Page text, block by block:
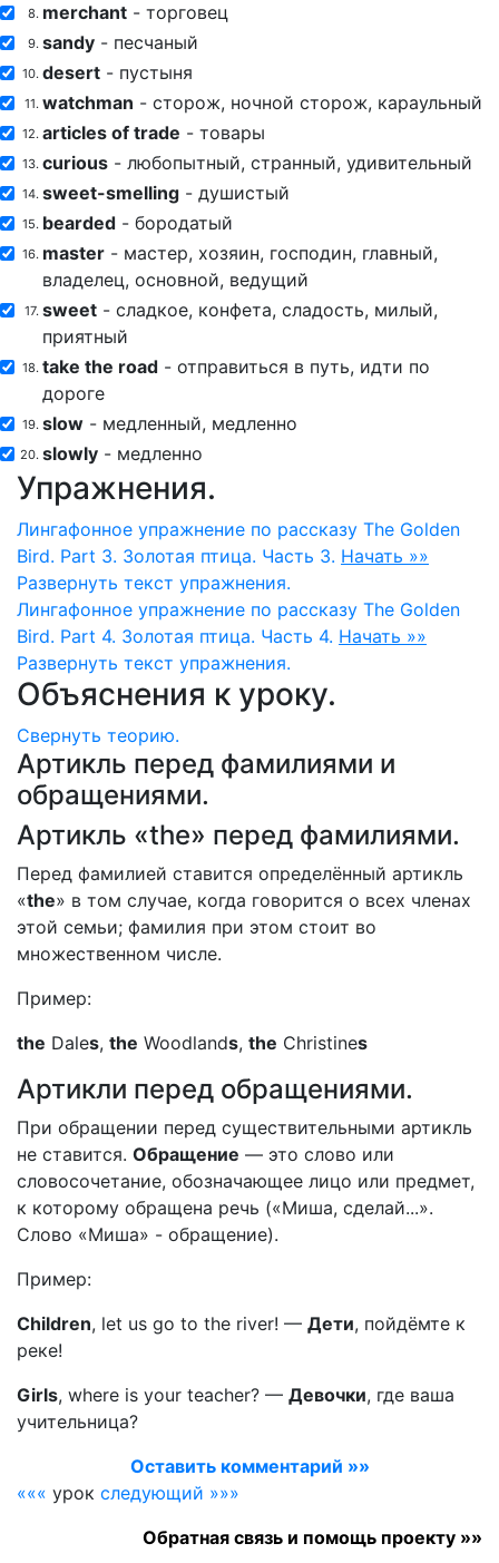
8. merchant - торговец
9. sandy - песчаный
10. desert - пустыня
11. watchman - сторож, ночной сторож, караульный
12. articles of trade - товары
13. curious - любопытный, странный, удивительный
14. sweet-smelling - душистый
15. bearded - бородатый
16. master - мастер, хозяин, господин, главный,
владелец, основной, ведущий
17. sweet - сладкое, конфета, сладость, милый,
приятный
18. take the road - отправиться в путь, идти по
дороге
19. slow - медленный, медленно
20. slowly - медленно
Упражнения.
Лингафонное упражнение по рассказу The Golden
Bird. Part 3. Золотая птица. Часть 3. Начать »»
Развернуть текст упражнения.
Лингафонное упражнение по рассказу The Golden
Bird. Part 4. Золотая птица. Часть 4. Начать »»
Развернуть текст упражнения.
Объяснения к уроку.
Свернуть теорию.
Артикль перед фамилиями и
обращениями.
Артикль «the» перед фамилиями.
Перед фамилией ставится определённый артикль
«the» в том случае, когда говорится о всех членах
этой семьи; фамилия при этом стоит во
множественном числе.
Пример:
the Dales, the Woodlands, the Christines
Артикли перед обращениями.
При обращении перед существительными артикль
не ставится. Обращение — это слово или
словосочетание, обозначающее лицо или предмет,
к которому обращена речь («Миша, сделай...».
Слово «Миша» - обращение).
Пример:
Children, let us go to the river! — Дети, пойдёмте к
реке!
Girls, where is your teacher? — Девочки, где ваша
учительница?
Оставить комментарий »»
««« урок следующий »»»
Обратная связь и помощь проекту »»